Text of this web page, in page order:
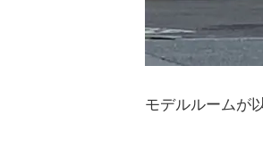
モデルルームが